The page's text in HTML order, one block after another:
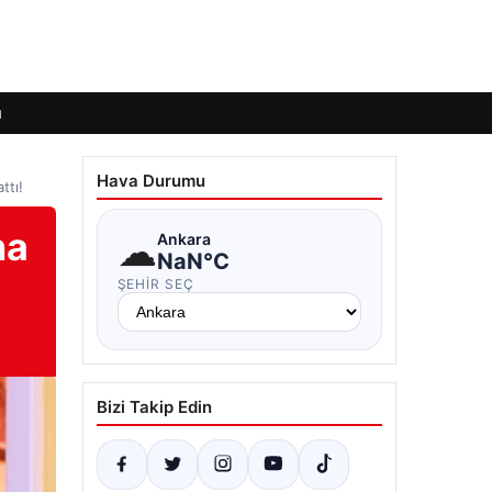
Hava Durumu
☁Ankara
NaN°C
ŞEHIR SEÇ
Bizi Takip Edin